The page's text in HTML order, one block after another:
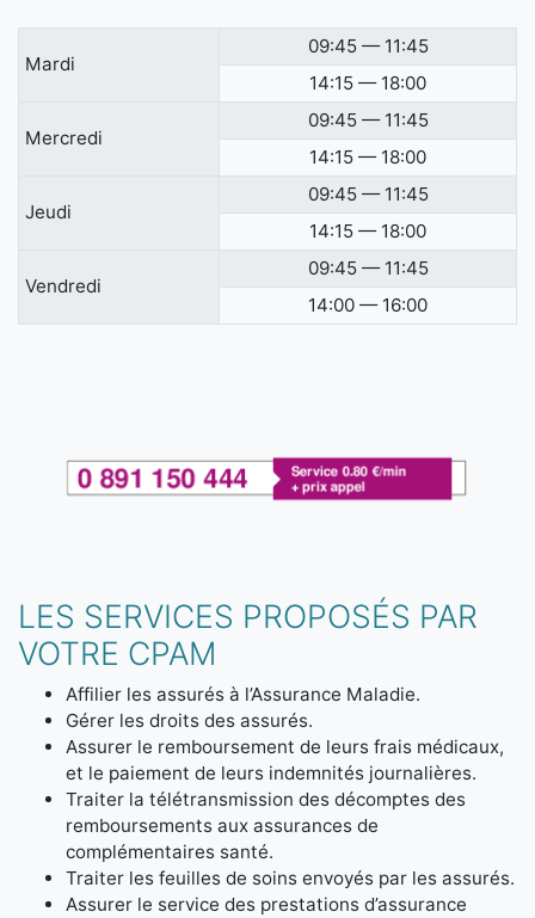
Mardi
09:45 — 11:45
14:15 — 18:00
Mercredi
09:45 — 11:45
14:15 — 18:00
Jeudi
09:45 — 11:45
14:15 — 18:00
Vendredi
09:45 — 11:45
14:00 — 16:00
LES SERVICES PROPOSÉS PAR
VOTRE CPAM
Affilier les assurés à l’Assurance Maladie.
Gérer les droits des assurés.
Assurer le remboursement de leurs frais médicaux,
et le paiement de leurs indemnités journalières.
Traiter la télétransmission des décomptes des
remboursements aux assurances de
complémentaires santé.
Traiter les feuilles de soins envoyés par les assurés.
Assurer le service des prestations d’assurance